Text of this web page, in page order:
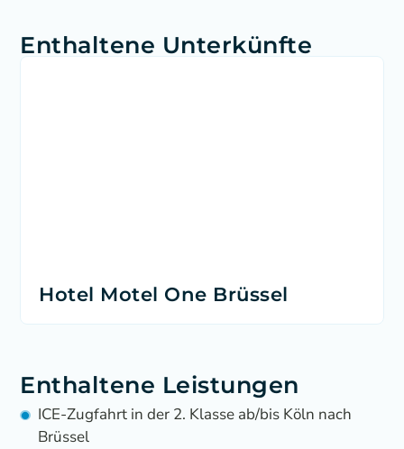
Enthaltene Unterkünfte
Hotel Motel One Brüssel
Enthaltene Leistungen
ICE-Zugfahrt in der 2. Klasse ab/bis Köln nach
Brüssel